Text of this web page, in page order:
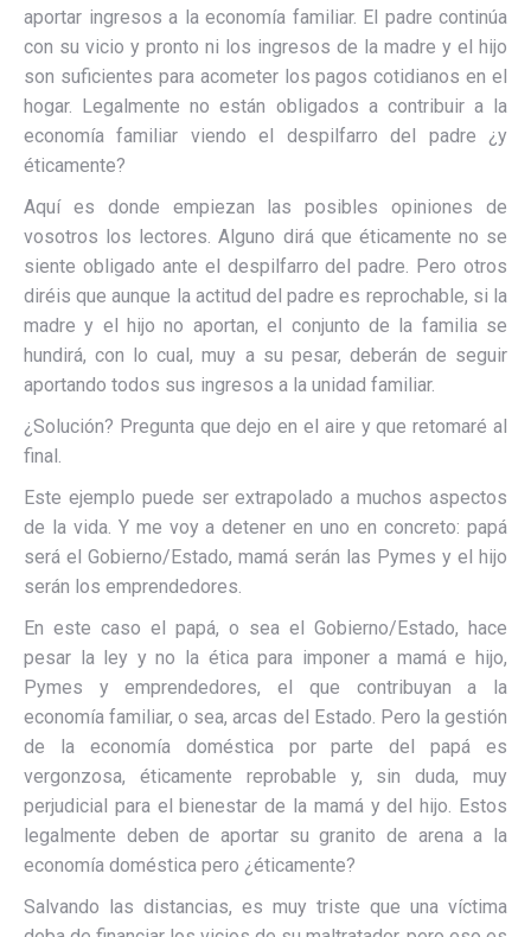
aportar ingresos a la economía familiar. El padre continúa
con su vicio y pronto ni los ingresos de la madre y el hijo
son suficientes para acometer los pagos cotidianos en el
hogar. Legalmente no están obligados a contribuir a la
economía familiar viendo el despilfarro del padre ¿y
éticamente?
Aquí es donde empiezan las posibles opiniones de
vosotros los lectores. Alguno dirá que éticamente no se
siente obligado ante el despilfarro del padre. Pero otros
diréis que aunque la actitud del padre es reprochable, si la
madre y el hijo no aportan, el conjunto de la familia se
hundirá, con lo cual, muy a su pesar, deberán de seguir
aportando todos sus ingresos a la unidad familiar.
¿Solución? Pregunta que dejo en el aire y que retomaré al
final.
Este ejemplo puede ser extrapolado a muchos aspectos
de la vida. Y me voy a detener en uno en concreto: papá
será el Gobierno/Estado, mamá serán las Pymes y el hijo
serán los emprendedores.
En este caso el papá, o sea el Gobierno/Estado, hace
pesar la ley y no la ética para imponer a mamá e hijo,
Pymes y emprendedores, el que contribuyan a la
economía familiar, o sea, arcas del Estado. Pero la gestión
de la economía doméstica por parte del papá es
vergonzosa, éticamente reprobable y, sin duda, muy
perjudicial para el bienestar de la mamá y del hijo. Estos
legalmente deben de aportar su granito de arena a la
economía doméstica pero ¿éticamente?
Salvando las distancias, es muy triste que una víctima